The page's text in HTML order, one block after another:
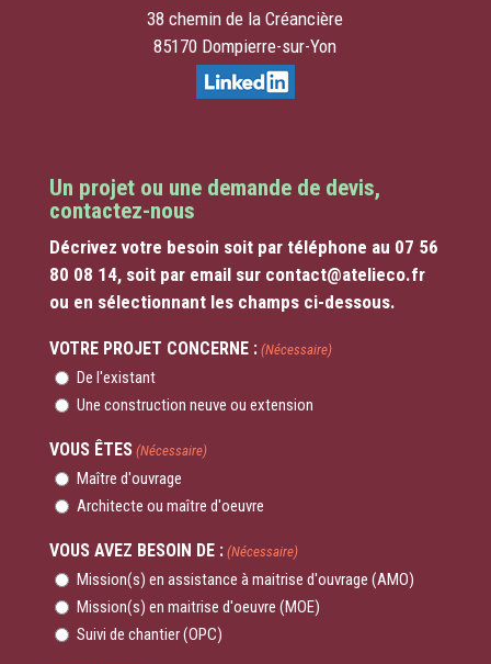
38 chemin de la Créancière
85170 Dompierre-sur-Yon
Un projet ou une demande de devis,
contactez-nous
Décrivez votre besoin soit par téléphone au 07 56
80 08 14, soit par email sur contact@atelieco.fr
ou en sélectionnant les champs ci-dessous.
VOTRE PROJET CONCERNE : (Nécessaire)
De l'existant
Une construction neuve ou extension
VOUS ÊTES (Nécessaire)
Maître d'ouvrage
Architecte ou maître d'oeuvre
VOUS AVEZ BESOIN DE : (Nécessaire)
Mission(s) en assistance à maitrise d'ouvrage (AMO)
Mission(s) en maitrise d'oeuvre (MOE)
Suivi de chantier (OPC)